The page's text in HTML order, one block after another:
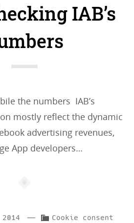
t
g
o
s
IAB’s
the numbers IAB’s
mostly reflect the dynamic
advertising revenues,
App developers…
— C
Cookie consent